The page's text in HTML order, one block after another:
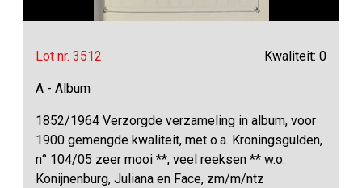
Lot nr. 3512 Kwaliteit: 0
A - Album
1852/1964 Verzorgde verzameling in album, voor
1900 gemengde kwaliteit, met o.a. Kroningsgulden,
n° 104/05 zeer mooi **, veel reeksen ** w.o.
Konijnenburg, Juliana en Face, zm/m/ntz